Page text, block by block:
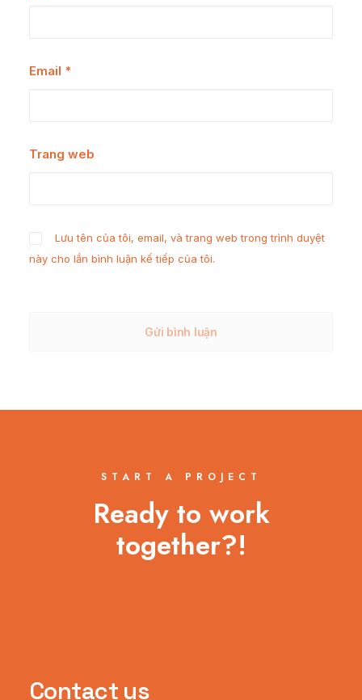
Email *
Trang web
Lưu tên của tôi, email, và trang web trong trình duyệt
này cho lần bình luận kế tiếp của tôi.
START A PROJECT
Ready to work
together?!
Contact us